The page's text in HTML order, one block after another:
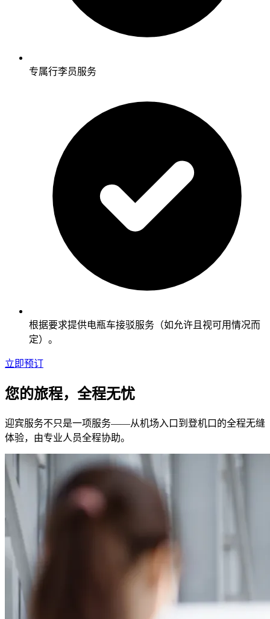
专属行李员服务
根据要求提供电瓶车接驳服务（如允许且视可用情况而
定）。
立即预订
您的旅程，全程无忧
迎宾服务不只是一项服务——从机场入口到登机口的全程无缝
体验，由专业人员全程协助。